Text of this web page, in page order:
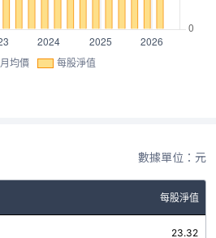
月均價 每股淨值
數據單位：元
每股淨值
23.32